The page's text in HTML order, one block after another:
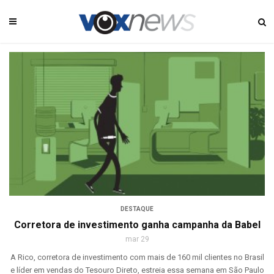
DESTAQUE
Corretora de investimento ganha campanha da Babel
mar 29
A Rico, corretora de investimento com mais de 160 mil clientes no Brasil
e líder em vendas do Tesouro Direto, estreia essa semana em São Paulo